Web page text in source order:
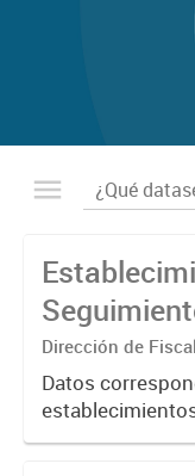
en la
Riachuelo
Dirección de
Adecuación
Datos
ACUMAR como